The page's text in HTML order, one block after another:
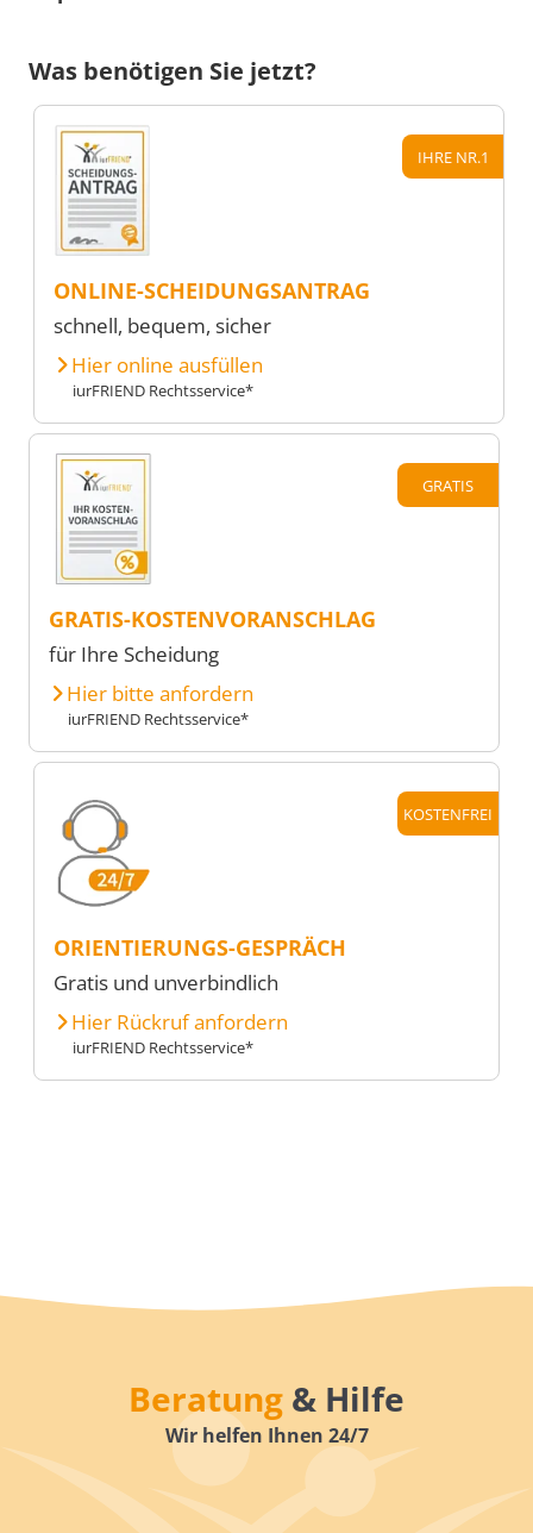
Was benötigen Sie jetzt?
IHRE NR.1
ONLINE-SCHEIDUNGSANTRAG
schnell, bequem, sicher
Hier online ausfüllen
iurFRIEND Rechtsservice*
GRATIS
GRATIS-KOSTENVORANSCHLAG
für Ihre Scheidung
Hier bitte anfordern
iurFRIEND Rechtsservice*
KOSTENFREI
ORIENTIERUNGS-GESPRÄCH
Gratis und unverbindlich
Hier Rückruf anfordern
iurFRIEND Rechtsservice*
Beratung & Hilfe
Wir helfen Ihnen 24/7